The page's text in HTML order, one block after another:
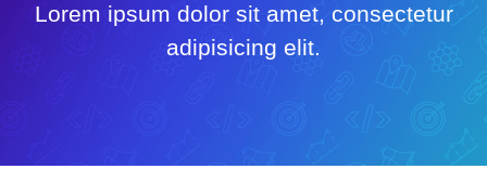
Lorem ipsum dolor sit amet, consectetur
adipisicing elit.